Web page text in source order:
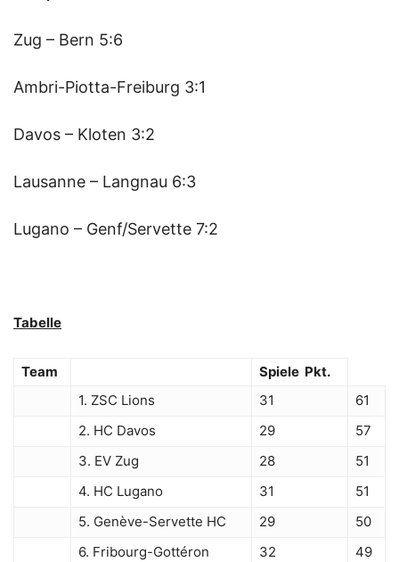
Zug – Bern 5:6
Ambri-Piotta-Freiburg 3:1
Davos – Kloten 3:2
Lausanne – Langnau 6:3
Lugano – Genf/Servette 7:2
Tabelle
Team
Spiele Pkt.
1. ZSC Lions
31
61
2. HC Davos
29
57
3. EV Zug
28
51
4. HC Lugano
31
51
5. Genève-Servette HC
29
50
6. Fribourg-Gottéron
32
49